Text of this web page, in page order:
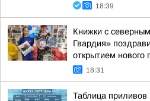
18:39
Книжки с
Гвардия»
открытием нового
18:31
Таблица приливов